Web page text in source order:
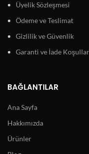
Üyelik Sözleşmesi
Ödeme ve Teslimat
Gizlilik ve Güvenlik
Garanti ve İade
BAĞLANTILAR
Ana Sayfa
Hakkımızda
Ürünler